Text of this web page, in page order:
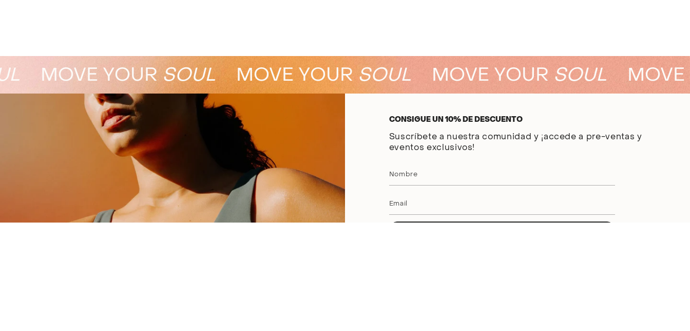
MOVE YOURSOUL MOVE YOURSOUL MOVE YOURSOUL MOVE
CONSIGUE UN 10% DE DESCUENTO
Suscríbete a nuestra comunidad y ¡accede a pre-ventas y
eventos exclusivos!